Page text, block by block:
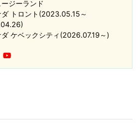
ージーランド
ダ トロント(2023.05.15～
ダ ケベックシティ(2026.07.19～)